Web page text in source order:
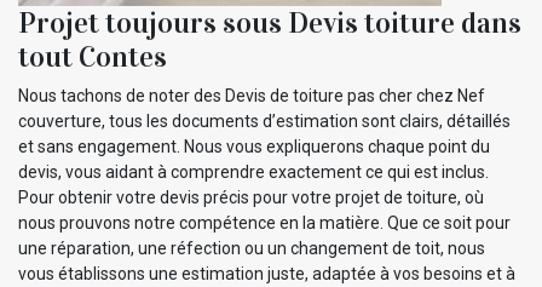
Projet toujours sous Devis toiture dans
tout Contes
Nous tachons de noter des Devis de toiture pas cher chez Nef
couverture, tous les documents d’estimation sont clairs, détaillés
et sans engagement. Nous vous expliquerons chaque point du
devis, vous aidant à comprendre exactement ce qui est inclus.
Pour obtenir votre devis précis pour votre projet de toiture, où
nous prouvons notre compétence en la matière. Que ce soit pour
une réparation, une réfection ou un changement de toit, nous
vous établissons une estimation juste, adaptée à vos besoins et à